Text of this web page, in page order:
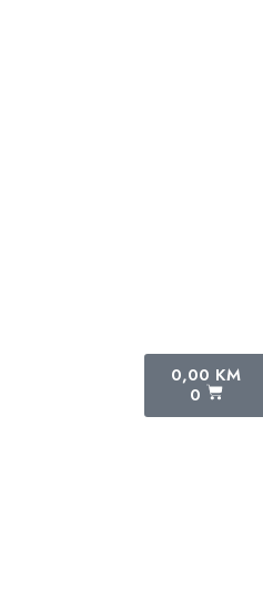
0,00 KM
0